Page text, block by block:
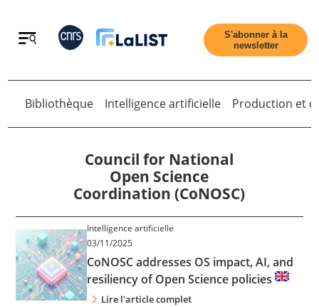
Retour
Tous les articles
Qui sommes nous ?
S'abonner à la
newsletter
Bibliothèque Intelligence artificielle Production et
Council for National
Open Science
Coordination (CoNOSC)
Intelligence artificielle
03/11/2025
CoNOSC addresses OS impact, AI, and
resiliency of Open Science policies
Lire l'article complet